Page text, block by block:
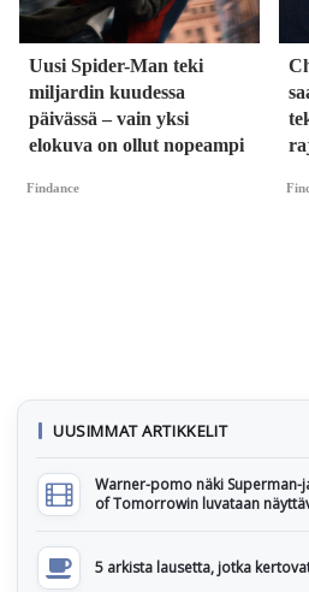
Uusi Spider-Man teki
miljardin kuudessa
päivässä – vain yksi
elokuva on ollut nopeampi
Findance
UUSIMMAT ARTIKKELIT
Warner-pomo näki Superman-
of Tomorrowin luvataan
5 arkista lausetta, jotka